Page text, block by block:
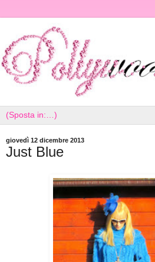
giovedì 12 dicembre 2013
Just Blue